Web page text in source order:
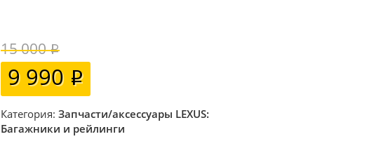
15 000
9 990
Категория: Запчасти/аксессуары LEXUS:
Багажники и рейлинги